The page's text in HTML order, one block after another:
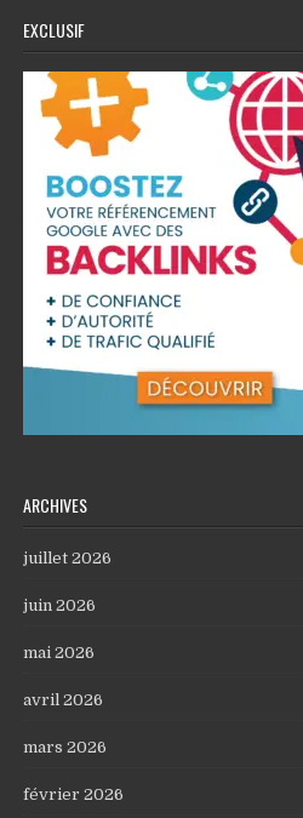
EXCLUSIF
ARCHIVES
juillet 2026
juin 2026
mai 2026
avril 2026
mars 2026
février 2026